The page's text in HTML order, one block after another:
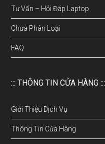
Tư Vấn – Hỏi Đáp Laptop
Chưa Phân Loại
FAQ
::: THÔNG TIN CỬA HÀNG :::
Giới Thiệu Dịch Vụ
Thông Tin Cửa Hàng